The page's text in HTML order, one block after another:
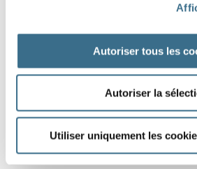
Autoriser tous les
Autoriser la
Utiliser uniquement les